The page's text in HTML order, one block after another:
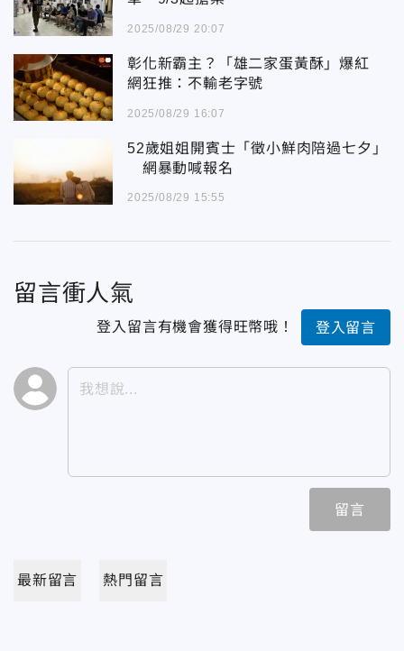
2025/08/29 20:07
彰化新霸主？「雄二家蛋黃酥」爆紅
網狂推：不輸老字號
2025/08/29 16:07
52歲姐姐開賓士「徵小鮮肉陪過七夕」
網暴動喊報名
2025/08/29 15:55
留言衝人氣
登入留言有機會獲得旺幣哦！ 登入留言
留言
最新留言 熱門留言